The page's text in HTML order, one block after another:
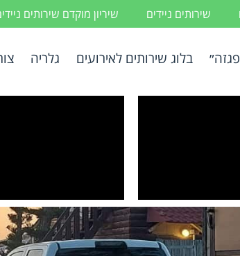
שירותים ניידים שיריון מוקדם שירותים
בלוג שירותים לאירועים גלריה